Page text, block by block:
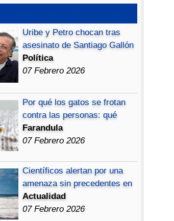
Uribe y Petro chocan tras
asesinato de Santiago Gallón
Política
07 Febrero 2026
Por qué los gatos se frotan
contra las personas: qué
Farandula
07 Febrero 2026
Científicos alertan por una
amenaza sin precedentes en
Actualidad
07 Febrero 2026